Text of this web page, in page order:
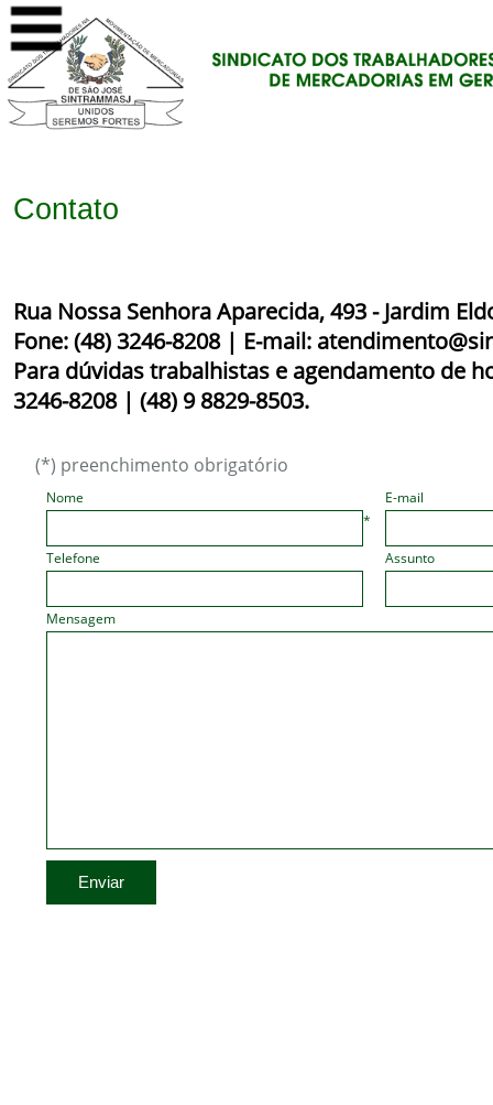
(*) preenchimento obrigatório
Nome
*
E-mail
Telefone Assunto
Mensagem
Enviar